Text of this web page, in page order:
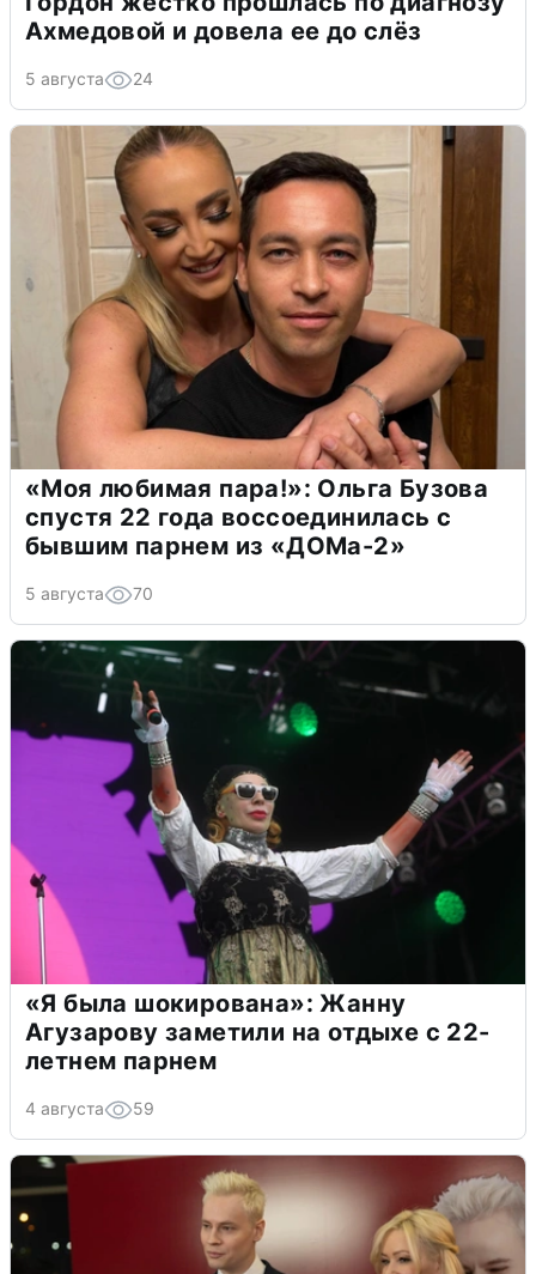
Ахмедовой и довела ее до слёз
5 августа 24
«Моя любимая пара!»: Ольга Бузова
спустя 22 года воссоединилась с
бывшим парнем из «ДОМа-2»
5 августа 70
«Я была шокирована»: Жанну
Агузарову заметили на отдыхе с 22-
летнем парнем
4 августа 59